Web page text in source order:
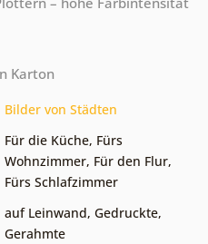
Karton
Bilder von Städten
Für die Küche, Fürs
Wohnzimmer, Für den Flur,
Fürs Schlafzimmer
auf Leinwand, Gedruckte,
Gerahmte